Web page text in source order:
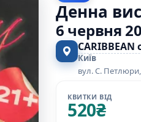
Денна
6 червня
CARIBBEAN
Київ
вул. С.
КВИТКИ ВІД
520₴